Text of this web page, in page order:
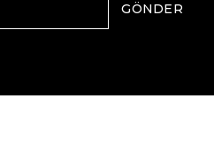
GÖNDER